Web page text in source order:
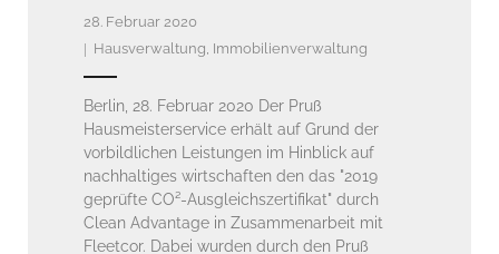
28. Februar 2020
Hausverwaltung Immobilienverwaltung
Berlin, 28. Februar 2020 Der Pruß
Hausmeisterservice erhält auf Grund der
vorbildlichen Leistungen im Hinblick auf
nachhaltiges wirtschaften den das "2019
geprüfte CO²-Ausgleichszertifikat" durch
Clean Advantage in Zusammenarbeit mit
Fleetcor. Dabei wurden durch den Pruß